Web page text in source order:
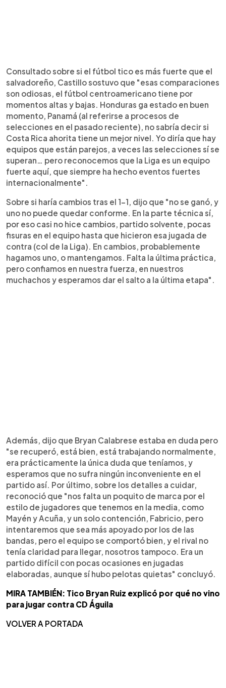
Consultado sobre si el fútbol tico es más fuerte que el
salvadoreño, Castillo sostuvo que "esas comparaciones
son odiosas, el fútbol centroamericano tiene por
momentos altas y bajas. Honduras ga estado en buen
momento, Panamá (al referirse a procesos de
selecciones en el pasado reciente), no sabría decir si
Costa Rica ahorita tiene un mejor nivel. Yo diría que hay
equipos que están parejos, a veces las selecciones sí se
superan… pero reconocemos que la Liga es un equipo
fuerte aquí, que siempre ha hecho eventos fuertes
internacionalmente".
Sobre si haría cambios tras el 1-1, dijo que "no se ganó, y
uno no puede quedar conforme. En la parte técnica sí,
por eso casi no hice cambios, partido solvente, pocas
fisuras en el equipo hasta que hicieron esa jugada de
contra (col de la Liga). En cambios, probablemente
hagamos uno, o mantengamos. Falta la última práctica,
pero confiamos en nuestra fuerza, en nuestros
muchachos y esperamos dar el salto a la última etapa".
Además, dijo que Bryan Calabrese estaba en duda pero
"se recuperó, está bien, está trabajando normalmente,
era prácticamente la única duda que teníamos, y
esperamos que no sufra ningún inconveniente en el
partido así. Por último, sobre los detalles a cuidar,
reconoció que "nos falta un poquito de marca por el
estilo de jugadores que tenemos en la media, como
Mayén y Acuña, y un solo contención, Fabricio, pero
intentaremos que sea más apoyado por los de las
bandas, pero el equipo se comportó bien, y el rival no
tenía claridad para llegar, nosotros tampoco. Era un
partido difícil con pocas ocasiones en jugadas
elaboradas, aunque sí hubo pelotas quietas" concluyó.
MIRA TAMBIÉN: Tico Bryan Ruiz explicó por qué no vino
para jugar contra CD Águila
VOLVER A PORTADA